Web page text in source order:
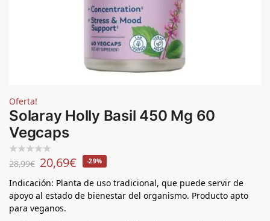
Oferta!
Solaray Holly Basil 450 Mg 60
Vegcaps
28,99€ 20,69€ -29%
Indicación: Planta de uso tradicional, que puede servir de
apoyo al estado de bienestar del organismo. Producto apto
para veganos.